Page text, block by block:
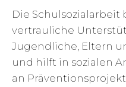
Die Schulsozialarbeit
vertrauliche
Jugendliche, Eltern
und hilft in sozialen
an